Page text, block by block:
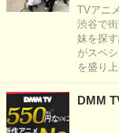
TVアニ
渋谷で
妹を探
がスペ
を盛り上
DMM